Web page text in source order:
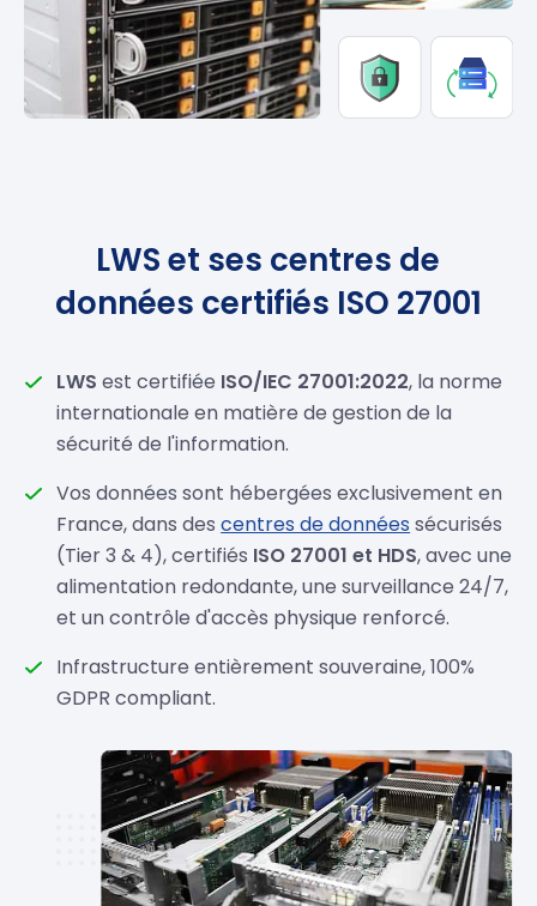
LWS et ses centres de
données certifiés ISO 27001
LWS est certifiée ISO/IEC 27001:2022, la norme
internationale en matière de gestion de la
sécurité de l'information.
Vos données sont hébergées exclusivement en
France, dans descentres de données sécurisés
(Tier 3 & 4), certifiés ISO 27001 et HDS, avec une
alimentation redondante, une surveillance 24/7,
et un contrôle d'accès physique renforcé.
Infrastructure entièrement souveraine, 100%
GDPR compliant.